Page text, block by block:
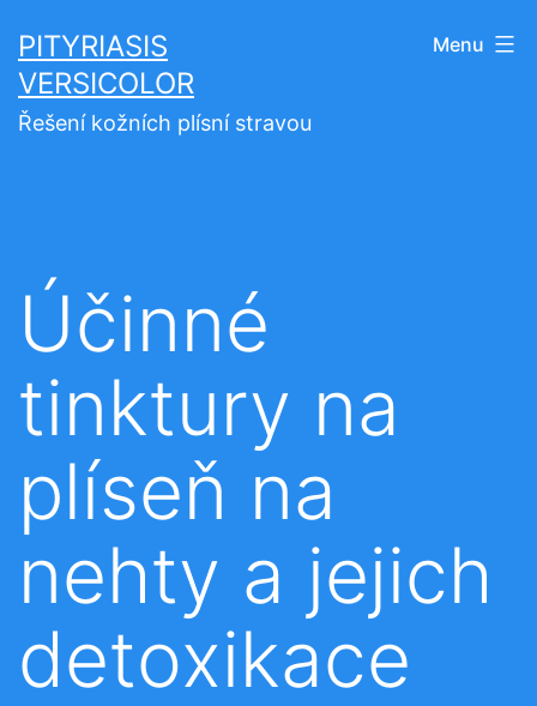
obsahu
PITYRIASIS
VERSICOLOR
Řešení kožních plísní stravou
Menu
Účinné
tinktury na
plíseň na
nehty a jejich
detoxikace